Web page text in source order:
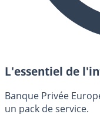
L'essentiel de
Banque Privée
un pack de service.